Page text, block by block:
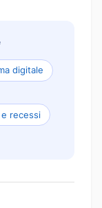
digitale
recessi